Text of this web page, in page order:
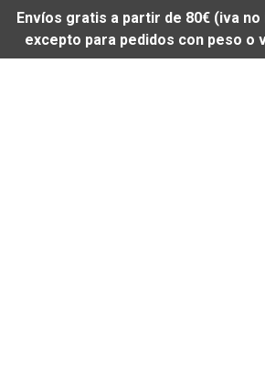
Envíos gratis a partir de 80€ (iva
excepto para pedidos con peso o